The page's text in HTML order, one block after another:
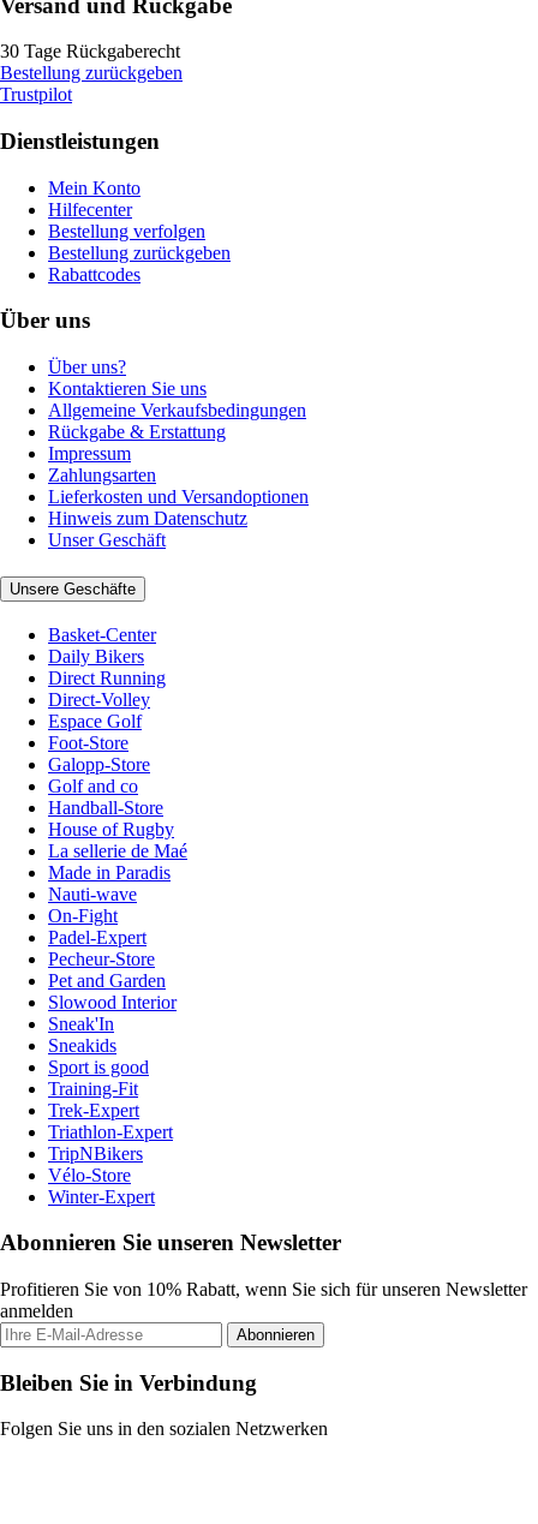
30 Tage Rückgaberecht
Bestellung zurückgeben
Trustpilot
Dienstleistungen
Mein Konto
Hilfecenter
Bestellung verfolgen
Bestellung zurückgeben
Rabattcodes
Über uns
Über uns?
Kontaktieren Sie uns
Allgemeine Verkaufsbedingungen
Rückgabe & Erstattung
Impressum
Zahlungsarten
Lieferkosten und Versandoptionen
Hinweis zum Datenschutz
Unser Geschäft
Unsere Geschäfte
Basket-Center
Daily Bikers
Direct Running
Direct-Volley
Espace Golf
Foot-Store
Galopp-Store
Golf and co
Handball-Store
House of Rugby
La sellerie de Maé
Made in Paradis
Nauti-wave
On-Fight
Padel-Expert
Pecheur-Store
Pet and Garden
Slowood Interior
Sneak'In
Sneakids
Sport is good
Training-Fit
Trek-Expert
Triathlon-Expert
TripNBikers
Vélo-Store
Winter-Expert
Abonnieren Sie unseren Newsletter
Profitieren Sie von 10% Rabatt, wenn Sie sich für unseren Newsletter
anmelden
Abonnieren
Bleiben Sie in Verbindung
Folgen Sie uns in den sozialen Netzwerken